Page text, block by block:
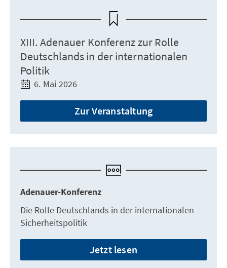
XIII. Adenauer Konferenz zur Rolle
Deutschlands in der internationalen
Politik
6. Mai 2026
Zur Veranstaltung
Adenauer-Konferenz
Die Rolle Deutschlands in der internationalen
Sicherheitspolitik
Jetzt lesen